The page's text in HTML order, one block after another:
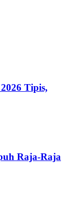
Tipis,
Raja-Raja